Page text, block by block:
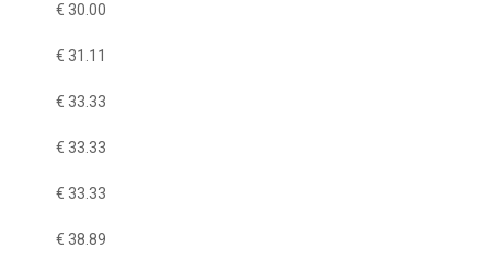
€ 30.00
€ 31.11
€ 33.33
€ 33.33
€ 33.33
€ 38.89